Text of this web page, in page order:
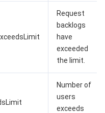
Request
backlogs
have
exceeded
the limit.
Number of
users
exceeds